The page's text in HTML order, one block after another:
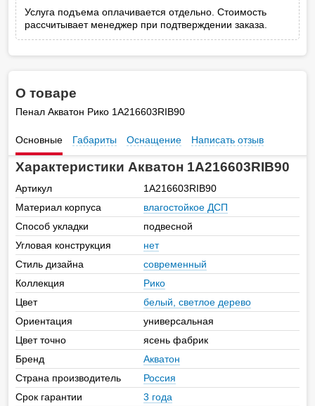
Услуга подъема оплачивается отдельно. Стоимость
рассчитывает менеджер при подтверждении заказа.
О товаре
Пенал Акватон Рико 1A216603RIB90
Основные Габариты Оснащение Написать отзыв
Характеристики Акватон 1A216603RIB90
Артикул
1A216603RIB90
Материал корпуса
влагостойкое ДСП
Способ укладки
подвесной
Угловая конструкция
нет
Стиль дизайна
современный
Коллекция
Рико
Цвет
белый, светлое дерево
Ориентация
универсальная
Цвет точно
ясень фабрик
Бренд
Акватон
Страна производитель
Россия
Срок гарантии
3 года